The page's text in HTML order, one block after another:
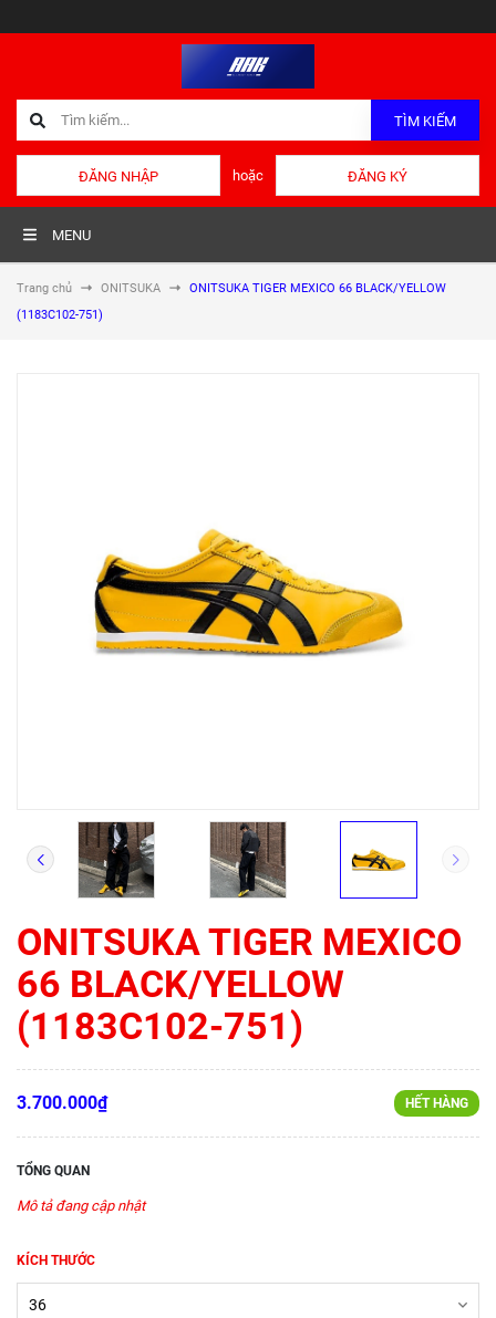
TÌM KIẾM
ĐĂNG NHẬP hoặc ĐĂNG KÝ
MENU
Trang chủ ONITSUKA
ONITSUKA TIGER MEXICO 66 BLACK/YELLOW
(1183C102-751)
ONITSUKA TIGER MEXICO
66 BLACK/YELLOW
(1183C102-751)
3.700.000₫ HẾT HÀNG
TỔNG QUAN
Mô tả đang cập nhật
KÍCH THƯỚC